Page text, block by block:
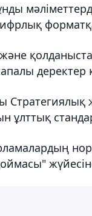
форматқа
ұлттық